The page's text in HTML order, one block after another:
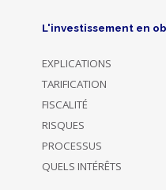
L'investissement en
EXPLICATIONS
TARIFICATION
FISCALITÉ
RISQUES
PROCESSUS
QUELS INTÉRÊTS